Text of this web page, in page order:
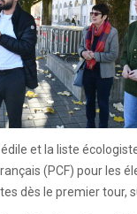
et la liste
(PCF) pour les
dès le premier tour,